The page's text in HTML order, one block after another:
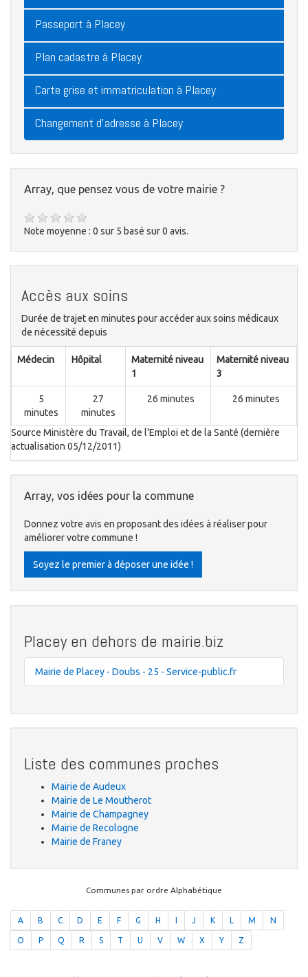
Passeport à Placey
Plan cadastre à Placey
Carte grise et immatriculation à Placey
Changement d'adresse à Placey
Array, que pensez vous de votre mairie ?
Note moyenne : 0 sur 5 basé sur0 avis.
Accès aux soins
Durée de trajet en minutes pour accéder aux soins médicaux
de nécessité depuis
Médecin Hôpital
Maternité niveau
1
Maternité niveau
3
5
minutes
27
minutes
26 minutes 26 minutes
Source Ministère du Travail, de l'Emploi et de la Santé (dernière
actualisation 05/12/2011)
Array, vos idées pour la commune
Donnez votre avis en proposant des idées à réaliser pour
améliorer votre commune !
Soyez le premier à déposer une idée !
Placey en dehors de mairie.biz
Mairie de Placey - Doubs - 25 - Service-public.fr
Liste des communes proches
Mairie de Audeux
Mairie de Le Moutherot
Mairie de Champagney
Mairie de Recologne
Mairie de Franey
Communes par ordre Alphabétique
A B C D E F G H J K L M N
O P Q R S T U V W X Y Z